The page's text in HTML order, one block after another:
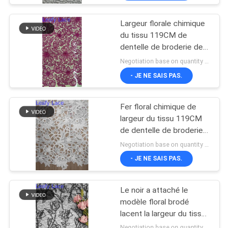
Tissu brodé d'oeillet
29
Tissu de dentelle de
bout droit
18
Largeur florale chimique
du tissu 119CM de
dentelle de broderie de
Fushcia
- JE NE SAIS PAS.
Fer floral chimique de
largeur du tissu 119CM
de dentelle de broderie
sur le support
- JE NE SAIS PAS.
Le noir a attaché le
modèle floral brodé
lacent la largeur du tissu
129cm